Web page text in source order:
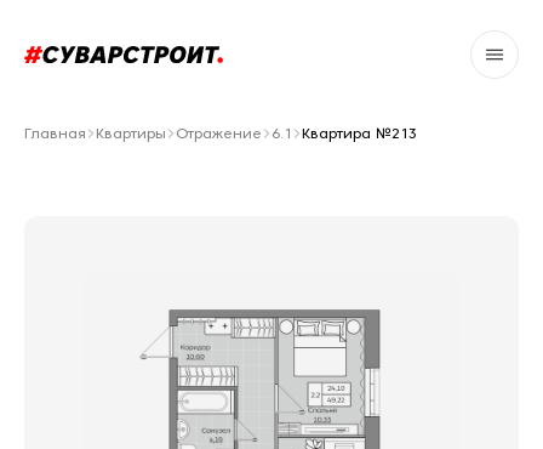
Главная Квартиры Отражение 6.1 Квартира №213